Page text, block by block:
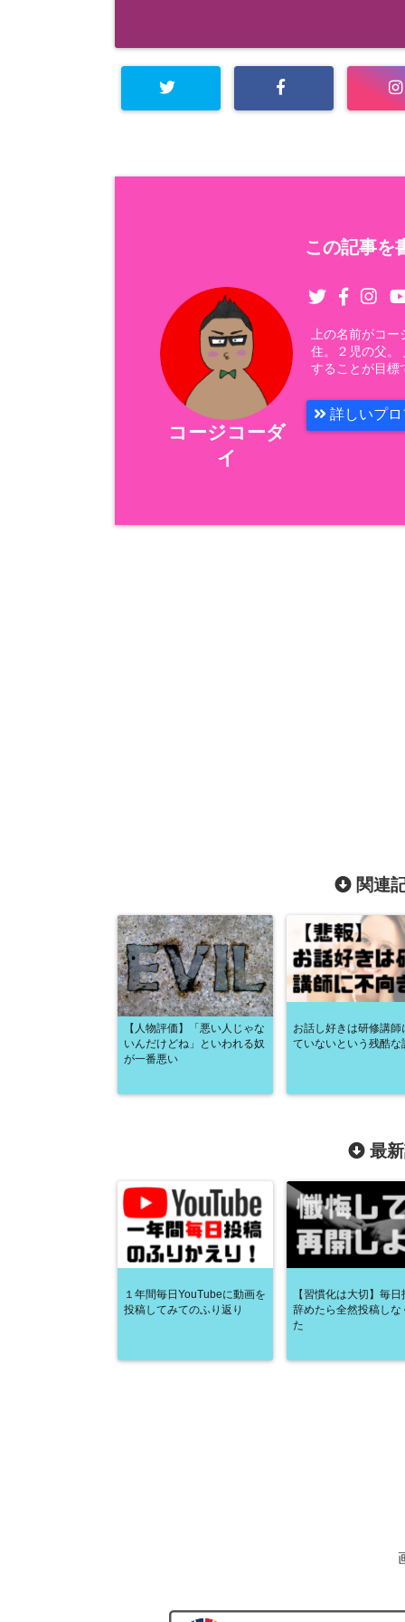
この記事を
コージコーダ
イ
上の名前がコ
住。２児の父。
することが目標
詳しいプ
関連
【人物評価】「悪い人じゃな
いんだけどね」といわれる奴
が一番悪い
お話し好きは研修講師
ていないという残酷な
最
１年間毎日YouTubeに動画を
投稿してみてのふり返り
【習慣化は大切】毎
辞めたら全然投稿しな
た